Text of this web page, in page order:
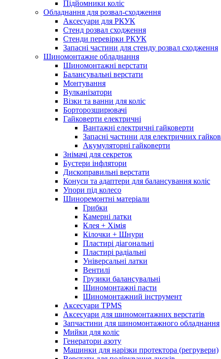
Підйомники коліс
Обладнання для розвал-сходження
Аксесуари для РКУК
Стенд розвал сходження
Стенди перевірки РКУК
Запасні частини для стенду розвал сходження
Шиномонтажне обладнання
Шиномонтажні верстати
Балансувальні верстати
Монтування
Вулканізатори
Візки та ванни для коліс
Борторозширювачі
Гайковерти електричні
Вантажні електричні гайковерти
Запасні частини для електричних
Акумуляторні гайковерти
Знімачі для секреток
Бустери інфлятори
Дископравильні верстати
Конуси та адаптери для балансування коліс
Упори під колесо
Шиноремонтні матеріали
Грибки
Камерні латки
Клея + Хімія
Кілочки + Шнури
Пластирі діагональні
Пластирі радіальні
Універсальні латки
Вентилі
Грузики балансувальні
Шиномонтажні пасти
Шиномонтажний інструмент
Аксесуари TPMS
Аксесуари для шиномонтажних верстатів
Запчастини для шиномонтажного обладнання
Мийки для коліс
Генератори азоту
Машинки для нарізки протектора (регрувери)